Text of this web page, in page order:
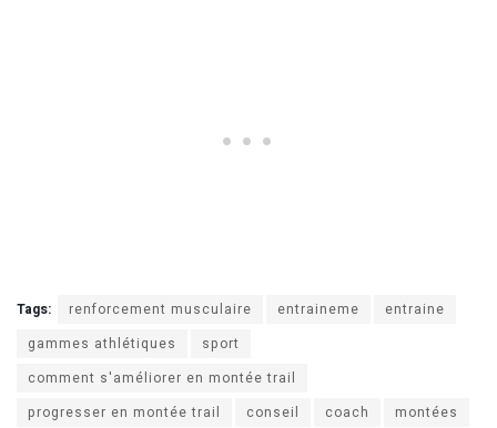
Tags: renforcement musculaire entraineme
entraine
gammes athlétiques
sport
comment s'améliorer en montée trail
progresser en montée trail
conseil coach
montées